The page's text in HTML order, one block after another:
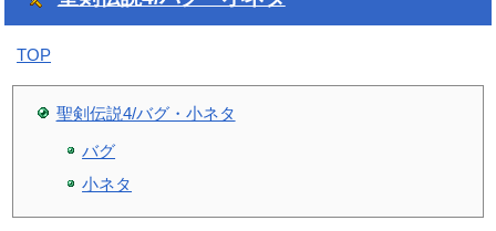
TOP
聖剣伝説4/バグ・小ネタ
バグ
小ネタ